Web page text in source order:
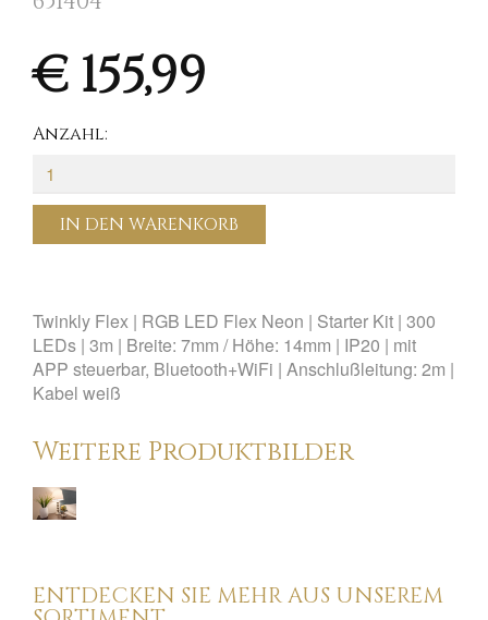
€ 155,99
Anzahl:
IN DEN WARENKORB
Twinkly Flex | RGB LED Flex Neon | Starter Kit | 300
LEDs | 3m | Breite: 7mm / Höhe: 14mm | IP20 | mit
APP steuerbar, Bluetooth+WiFi | Anschlußleitung: 2m |
Kabel weiß
Weitere Produktbilder
ENTDECKEN SIE MEHR AUS UNSEREM